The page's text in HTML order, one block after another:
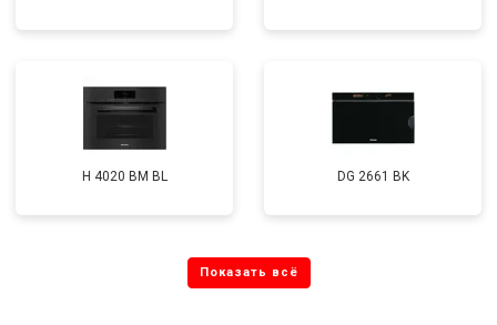
H 4020 BM BL DG 2661 BK